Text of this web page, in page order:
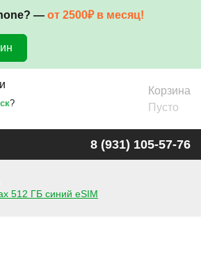
— от 2500₽ в месяц!
?
Корзина
Пусто
8 (931) 105-57-76
512 ГБ синий eSIM